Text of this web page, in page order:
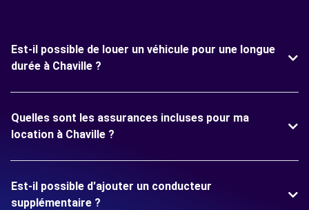
Est-il possible de louer un véhicule pour une longue
durée à Chaville ?
Quelles sont les assurances incluses pour ma
location à Chaville ?
Est-il possible d'ajouter un conducteur
supplémentaire ?